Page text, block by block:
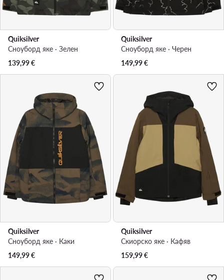
Quiksilver
Сноуборд яке · Зелен
139,99€
Quiksilver
Сноуборд яке · Черен
149,99€
Quiksilver
Сноуборд яке · Каки
149,99€
Quiksilver
Скиорско яке · Кафяв
159,99€